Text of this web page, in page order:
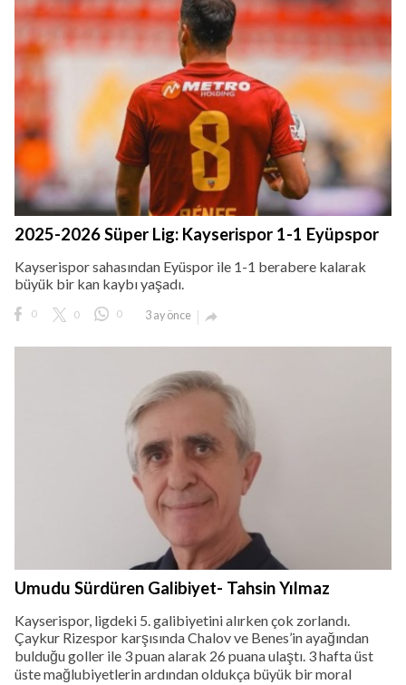
2025-2026 Süper Lig: Kayserispor 1-1 Eyüpspor
Kayserispor sahasından Eyüspor ile 1-1 berabere kalarak
büyük bir kan kaybı yaşadı.
0 0 0 3 ay önce 
Umudu Sürdüren Galibiyet- Tahsin Yılmaz
Kayserispor, ligdeki 5. galibiyetini alırken çok zorlandı.
Çaykur Rizespor karşısında Chalov ve Benes’in ayağından
bulduğu goller ile 3 puan alarak 26 puana ulaştı. 3 hafta üst
üste mağlubiyetlerin ardından oldukça büyük bir moral